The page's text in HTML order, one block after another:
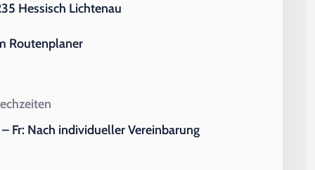
Hessisch Lichtenau
Routenplaner
Fr: Nach individueller Vereinbarung